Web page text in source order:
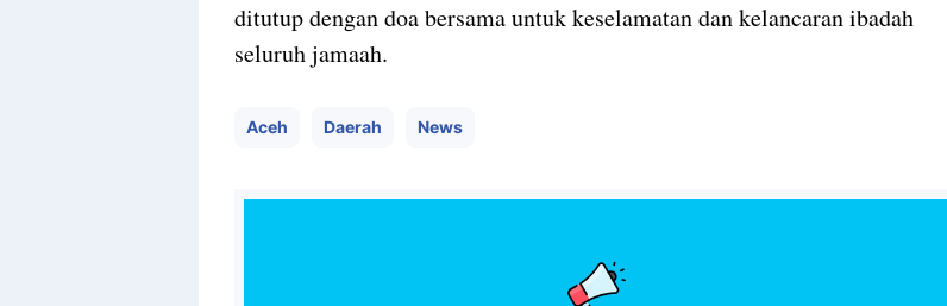
ditutup dengan doa bersama untuk keselamatan dan kelancaran ibadah
seluruh jamaah.
Aceh Daerah News